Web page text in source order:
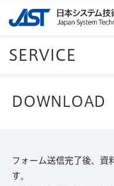
SERVICE
DOWNLOAD
フォーム送信完了後、資
す。